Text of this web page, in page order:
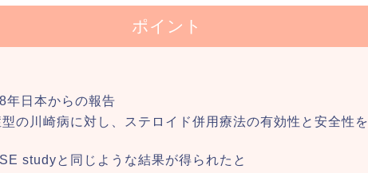
ポイント
年日本からの報告
の川崎病に対し、ステロイド併用療法の有効性と安全性を
studyと同じような結果が得られたと